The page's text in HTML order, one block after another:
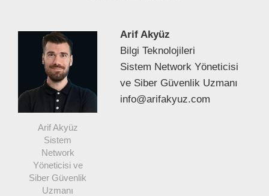
Arif Akyüz
Sistem
Network
Yöneticisi ve
Siber Güvenlik
Uzmanı
Arif Akyüz
Bilgi Teknolojileri
Sistem Network Yöneticisi
ve Siber Güvenlik Uzmanı
info@arifakyuz.com